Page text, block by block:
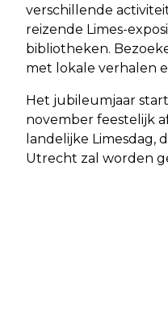
verschillende
reizende Limes-
bibliotheken.
met lokale verhalen
Het jubileumjaar
november feestelijk
landelijke Limesdag,
Utrecht zal worden